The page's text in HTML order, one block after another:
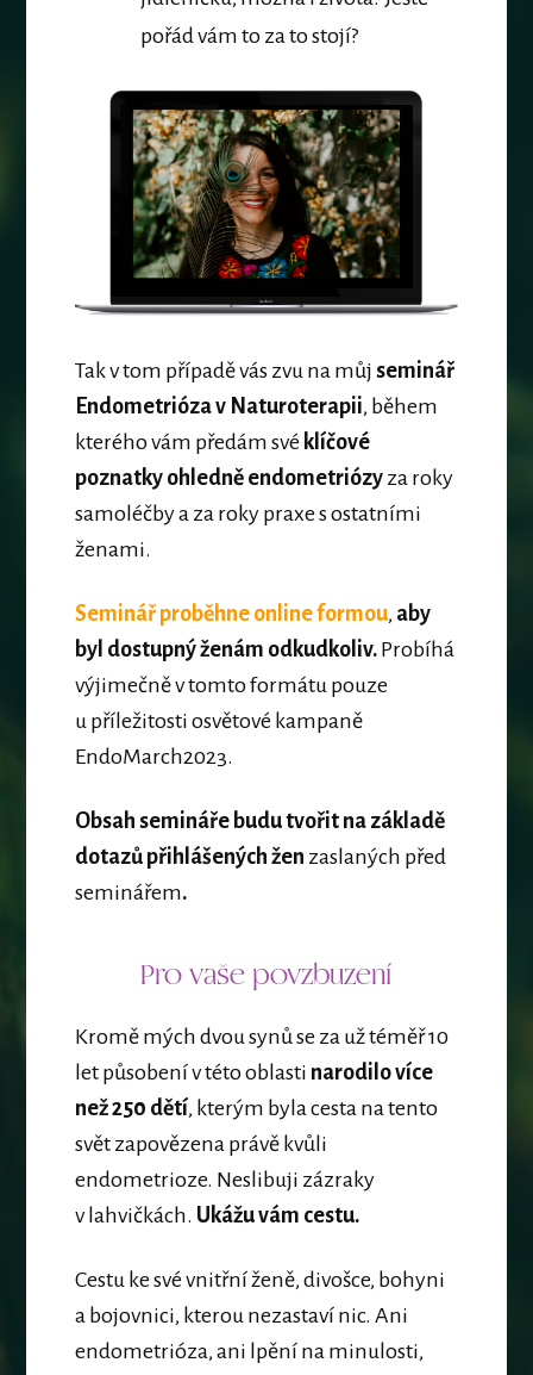
pořád vám to za to stojí?
Tak v tom případě vás zvu na můj seminář
Endometrióza v Naturoterapii, během
kterého vám předám své klíčové
poznatky ohledně endometriózyza roky
samoléčby a za roky praxe s ostatními
ženami.
Seminář proběhne online formou, aby
byl dostupný ženám odkudkoliv.Probíhá
výjimečně v tomto formátu pouze
u příležitosti osvětové kampaně
EndoMarch2023.
Obsah semináře budu tvořit na základě
dotazů přihlášených žen zaslaných před
seminářem.
Pro vaše povzbuzení
Kromě mých dvou synů se za už téměř 10
let působení v této oblasti narodilo více
než 250 dětí, kterým byla cesta na tento
svět zapovězena právě kvůli
endometrioze. Neslibuji zázraky
v lahvičkách. Ukážu vám cestu.
Cestu ke své vnitřní ženě, divošce, bohyni
a bojovnici, kterou nezastaví nic. Ani
endometrióza, ani lpění na minulosti,